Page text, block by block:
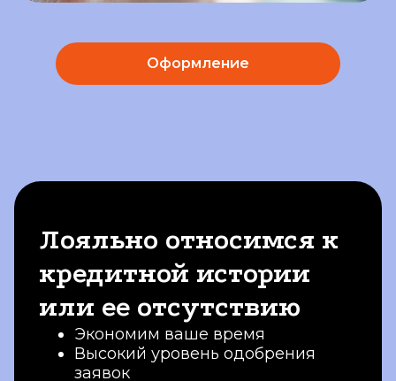
Оформление
Лояльно относимся к
кредитной истории
или ее отсутствию
Экономим ваше время
Высокий уровень одобрения
заявок